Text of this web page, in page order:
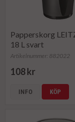
Papperskorg
18 L svart
Artikelnummer: 882022
108 kr
INFO KÖP